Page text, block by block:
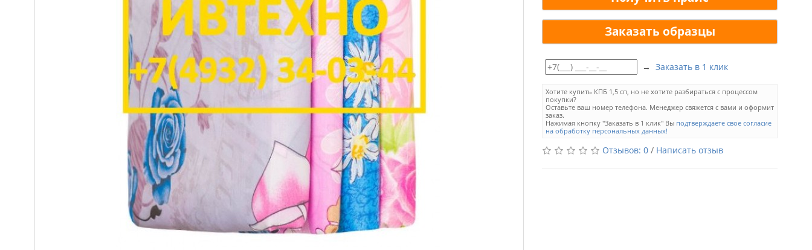
Заказать образцы
→ Заказать в 1 клик
Хотите купить КПБ 1,5 сп, но не хотите разбираться с процессом
покупки?
Оставьте ваш номер телефона. Менеджер свяжется с вами и оформит
заказ.
Нажимая кнопку "Заказать в 1 клик" Вы подтверждаете свое согласие
на обработку персональных данных!
Отзывов: 0 / Написать отзыв